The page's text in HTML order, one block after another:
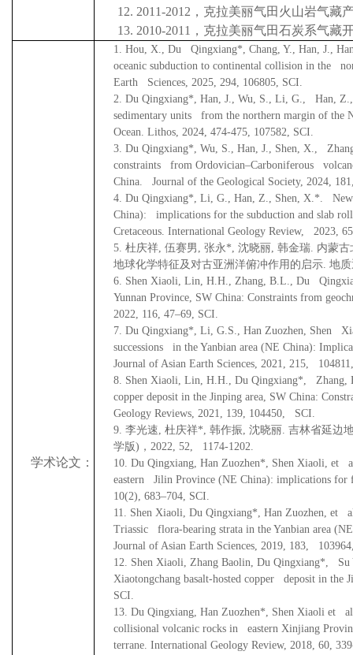
12. 2011-2012 ，克拉美丽气田火山岩气藏
13. 2010-2011 ，克拉美丽气田石炭系气藏
学术论文：
1. Hou, X., Du Qingxiang*, Chang, Y., Han, J.,
oceanic subduction to continental collision in the
Earth Sciences, 2025, 294, 106805, SCI.
2. Du Qingxiang*, Han, J., Wu, S., Li, G., Han,
sedimentary units from the northern margin of the
Ocean. Lithos, 2024, 474-475, 107582, SCI.
3. Du Qingxiang*, Wu, S., Han, J., Shen, X.,
constraints from Ordovician–Carboniferous
China. Journal of the Geological Society, 2024,
4. Du Qingxiang*, Li, G., Han, Z., Shen, X.*. New
China): implications for the subduction and slab
Cretaceous. International Geology Review, 2023,
5. 杜庆祥, 伍赛男 , 张永*, 沈晓丽, 韩金瑞. 内蒙
地球化学特征及对古亚洲洋俯冲作用的启示. 地
6. Shen Xiaoli, Lin, H.H., Zhang, B.L., Du
Yunnan Province, SW China: Constraints from
2022, 116, 47–69, SCI.
7. Du Qingxiang*, Li, G.S., Han Zuozhen, Shen
successions in the Yanbian area (NE China):
Journal of Asian Earth Sciences, 2021, 215,
8. Shen Xiaoli, Lin, H.H., Du Qingxiang*, Zhang,
copper deposit in the Jinping area, SW China:
Geology Reviews, 2021, 139, 104450, SCI.
9. 李光速, 杜庆祥*, 韩作振, 沈晓丽. 吉林省延边
学版) ， 2022, 52, 1174-1202.
10. Du Qingxiang, Han Zuozhen*, Shen Xiaoli, et
eastern Jilin Province (NE China): implications for
10(2), 683–704, SCI.
11. Shen Xiaoli, Du Qingxiang*, Han Zuozhen, et
Triassic flora-bearing strata in the Yanbian area
Journal of Asian Earth Sciences, 2019, 183,
12. Shen Xiaoli, Zhang Baolin, Du Qingxiang*, Su
Xiaotongchang basalt-hosted copper deposit in the
SCI.
13. Du Qingxiang, Han Zuozhen*, Shen Xiaoli et
collisional volcanic rocks in eastern Xinjiang
terrane. International Geology Review, 2018, 60,